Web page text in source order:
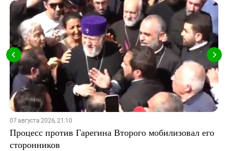
07 августа 2026, 21:10
Процесс против Гарегина Второго мобилизовал его
сторонников